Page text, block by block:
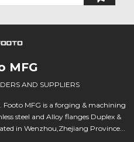
MFG
AND SUPPLIERS
MFG is a forging & machining
steel and Alloy flanges Duplex &
in Wenzhou,Zhejiang Province...